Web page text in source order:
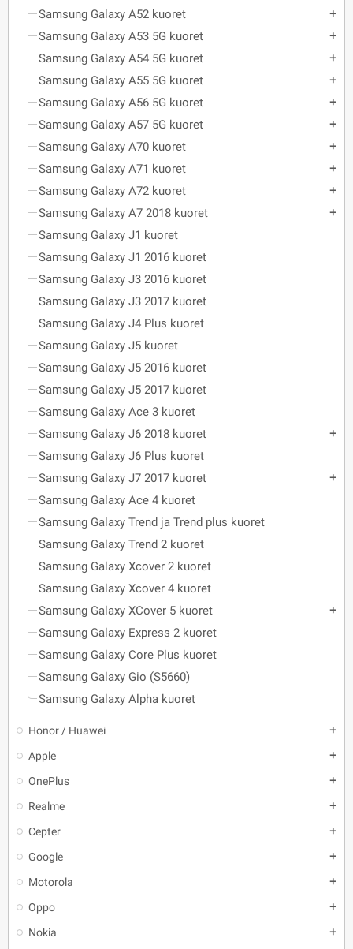
Samsung Galaxy A52 kuoret add
Samsung Galaxy A53 5G kuoret add
Samsung Galaxy A54 5G kuoret add
Samsung Galaxy A55 5G kuoret add
Samsung Galaxy A56 5G kuoret add
Samsung Galaxy A57 5G kuoret add
Samsung Galaxy A70 kuoret add
Samsung Galaxy A71 kuoret add
Samsung Galaxy A72 kuoret add
Samsung Galaxy A7 2018 kuoret add
Samsung Galaxy J1 kuoret
Samsung Galaxy J1 2016 kuoret
Samsung Galaxy J3 2016 kuoret
Samsung Galaxy J3 2017 kuoret
Samsung Galaxy J4 Plus kuoret
Samsung Galaxy J5 kuoret
Samsung Galaxy J5 2016 kuoret
Samsung Galaxy J5 2017 kuoret
Samsung Galaxy Ace 3 kuoret
Samsung Galaxy J6 2018 kuoret
add
Samsung Galaxy J6 Plus kuoret
Samsung Galaxy J7 2017 kuoret
add
Samsung Galaxy Ace 4 kuoret
Samsung Galaxy Trend ja Trend plus kuoret
Samsung Galaxy Trend 2 kuoret
Samsung Galaxy Xcover 2 kuoret
Samsung Galaxy Xcover 4 kuoret
Samsung Galaxy XCover 5 kuoret
add
Samsung Galaxy Express 2 kuoret
Samsung Galaxy Core Plus kuoret
Samsung Galaxy Gio (S5660)
Samsung Galaxy Alpha kuoret
Honor / Huawei add
Apple add
OnePlus add
Realme add
Cepter add
Google add
Motorola add
Oppo add
Nokia add